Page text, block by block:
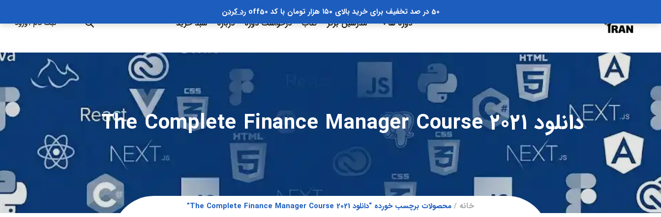
50 در صد تخفیف برای خرید بالای ۱۵۰ هزار تومان با کد off50 رد کردن
دوره ها مدرسین برتر کتاب درخواست دوره درباره سبد خرید ثبت نام/ورود
دانلود The Complete Finance Manager Course 2021
خانه محصولات برچسب خورده “دانلود The Complete Finance Manager Course 2021”